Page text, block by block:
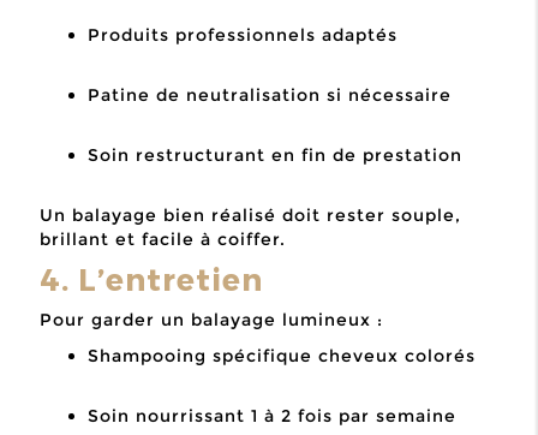
Produits professionnels adaptés
Patine de neutralisation si nécessaire
Soin restructurant en fin de prestation
Un balayage bien réalisé doit rester souple,
brillant et facile à coiffer.
4. L’entretien
Pour garder un balayage lumineux :
Shampooing spécifique cheveux colorés
Soin nourrissant 1 à 2 fois par semaine